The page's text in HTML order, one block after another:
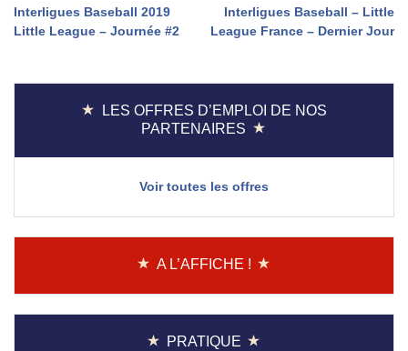
Navigation
l’article
Interligues Baseball 2019
Little League – Journée #2
Interligues Baseball – Little
League France – Dernier Jour
LES OFFRES D’EMPLOI DE NOS
PARTENAIRES
Voir toutes les offres
A L’AFFICHE !
PRATIQUE